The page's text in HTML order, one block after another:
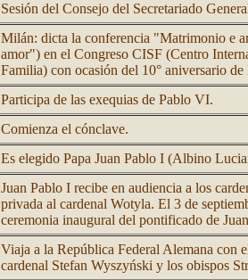
Sesión del Consejo del Secretariado
Milán: dicta la conferencia "Matrimonio e
amor") en el Congreso CISF (Centro
Familia) con ocasión del 10° aniversario
Participa de las exequias de Pablo VI.
Comienza el cónclave.
Es elegido Papa Juan Pablo I (Albino
Juan Pablo I recibe en audiencia a los
privada al cardenal Wotyla. El 3 de
ceremonia inaugural del pontificado de
Viaja a la República Federal Alemana con
cardenal Stefan Wyszyński y los obispos